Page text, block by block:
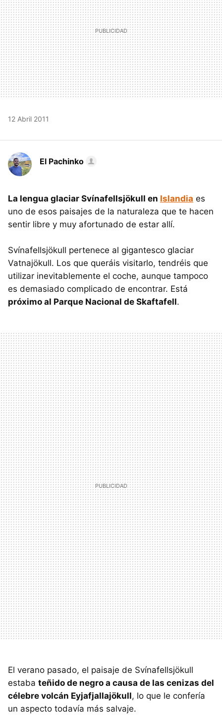
12 Abril 2011
El Pachinko
La lengua glaciar Svínafellsjökull en Islandia es
uno de esos paisajes de la naturaleza que te hacen
sentir libre y muy afortunado de estar allí.
Svínafellsjökull pertenece al gigantesco glaciar
Vatnajökull. Los que queráis visitarlo, tendréis que
utilizar inevitablemente el coche, aunque tampoco
es demasiado complicado de encontrar. Está
próximo al Parque Nacional de Skaftafell.
El verano pasado, el paisaje de Svínafellsjökull
estaba teñido de negro a causa de las cenizas del
célebre volcán Eyjafjallajökull, lo que le confería
un aspecto todavía más salvaje.